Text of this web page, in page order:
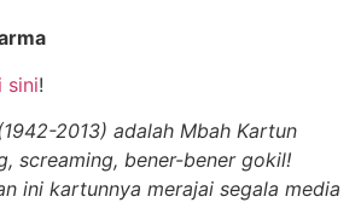
sini!
2013) adalah Mbah Kartun
screaming, bener-bener gokil!
ini kartunnya merajai segala media